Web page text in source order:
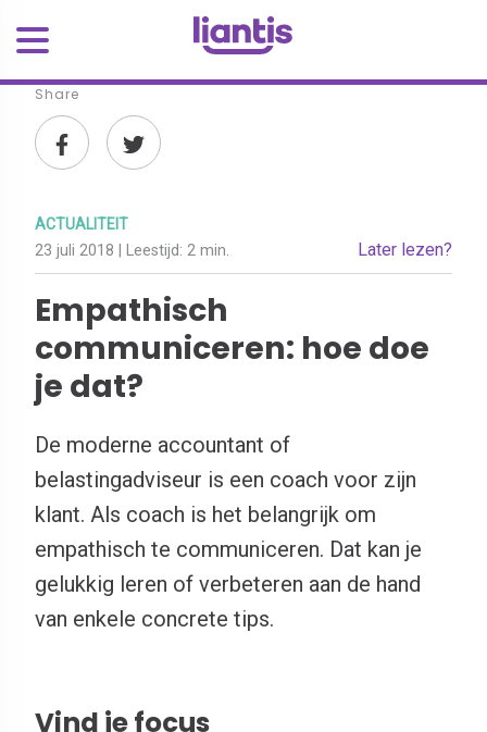
Share
ACTUALITEIT
23 juli 2018 | Leestijd: 2 min. Later lezen?
Empathisch
communiceren: hoe doe
je dat?
De moderne accountant of
belastingadviseur is een coach voor zijn
klant. Als coach is het belangrijk om
empathisch te communiceren. Dat kan je
gelukkig leren of verbeteren aan de hand
van enkele concrete tips.
Vind je focus